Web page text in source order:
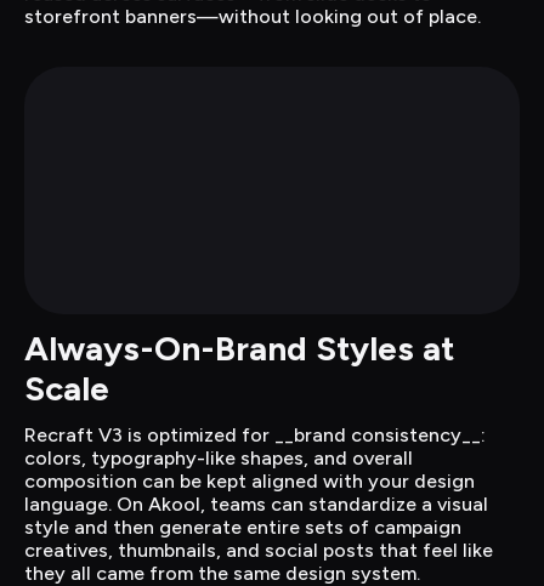
storefront banners—without looking out of place.
Always-On-Brand Styles at
Scale
Recraft V3 is optimized for __brand consistency__:
colors, typography-like shapes, and overall
composition can be kept aligned with your design
language. On Akool, teams can standardize a visual
style and then generate entire sets of campaign
creatives, thumbnails, and social posts that feel like
they all came from the same design system.